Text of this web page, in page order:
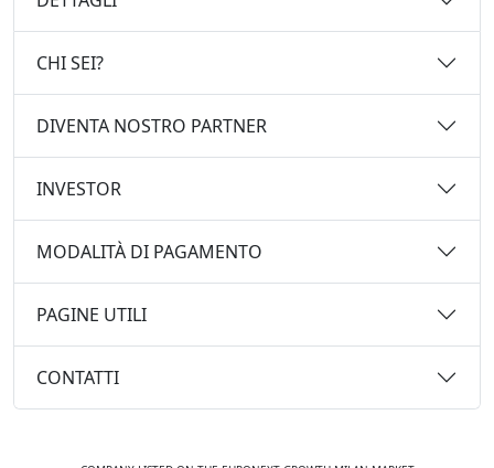
CHI SEI?
DIVENTA NOSTRO PARTNER
INVESTOR
MODALITÀ DI PAGAMENTO
PAGINE UTILI
CONTATTI